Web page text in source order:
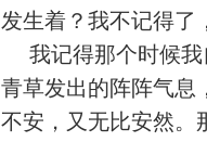
发生着？我不记得了
我记得那个时候我
青草发出的阵阵气息
不安，又无比安然。